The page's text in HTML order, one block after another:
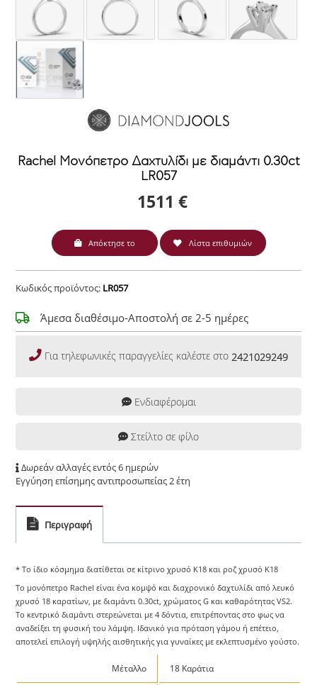
Rachel Μονόπετρο Δαχτυλίδι με διαμάντι 0.30ct
LR057
1511 €
Απόκτησε το Λίστα επιθυμιών
Κωδικός προϊόντος: LR057
Άμεσα διαθέσιμο-Αποστολή σε 2-5 ημέρες
Για τηλεφωνικές παραγγελίες καλέστε στο 2421029249
Ενδιαφέρομαι
Στείλτο σε φίλο
Δωρεάν αλλαγές εντός 6 ημερών
Εγγύηση επίσημης αντιπροσωπείας 2 έτη
Περιγραφή
* Το ίδιο κόσμημα διατίθεται σε κίτρινο χρυσό Κ18 και ροζ χρυσό Κ18
Το μονόπετρο Rachel είναι ένα κομψό και διαχρονικό δαχτυλίδι από λευκό
χρυσό 18 καρατίων, με διαμάντι 0.30ct, χρώματος G και καθαρότητας VS2.
Το κεντρικό διαμάντι στερεώνεται με 4 δόντια, επιτρέποντας στο φως να
αναδείξει τη φυσική του λάμψη. Ιδανικό για πρόταση γάμου ή επέτειο,
αποτελεί επιλογή υψηλής αισθητικής για γυναίκες με εκλεπτυσμένο γούστο.
Μέταλλο 18 Καράτια